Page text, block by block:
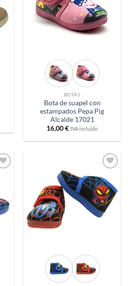
BOTAS
Bota de suapel con
estampados Pepa Pig
Alcalde 17021
16,00€ IVA incluido
Añadir
a
deseos